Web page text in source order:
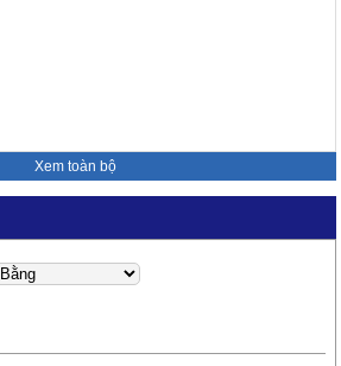
Xem toàn bộ